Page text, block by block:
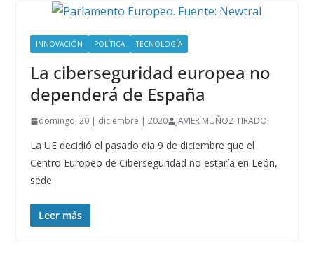
INNOVACIÓN POLÍTICA TECNOLOGÍA
La ciberseguridad europea no
dependerá de España
domingo, 20 | diciembre | 2020 JAVIER MUÑOZ TIRADO
La UE decidió el pasado día 9 de diciembre que el
Centro Europeo de Ciberseguridad no estaría en León,
sede
Leer más